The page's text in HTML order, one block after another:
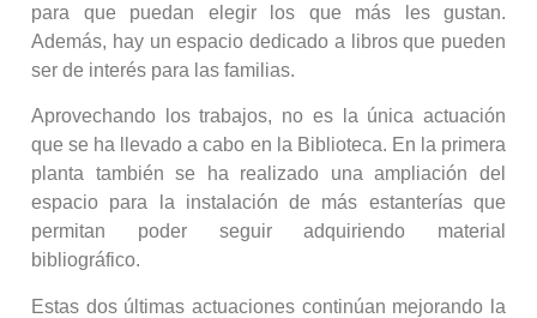
para que puedan elegir los que más les gustan.
Además, hay un espacio dedicado a libros que pueden
ser de interés para las familias.
Aprovechando los trabajos, no es la única actuación
que se ha llevado a cabo en la Biblioteca. En la primera
planta también se ha realizado una ampliación del
espacio para la instalación de más estanterías que
permitan poder seguir adquiriendo material
bibliográfico.
Estas dos últimas actuaciones continúan mejorando la